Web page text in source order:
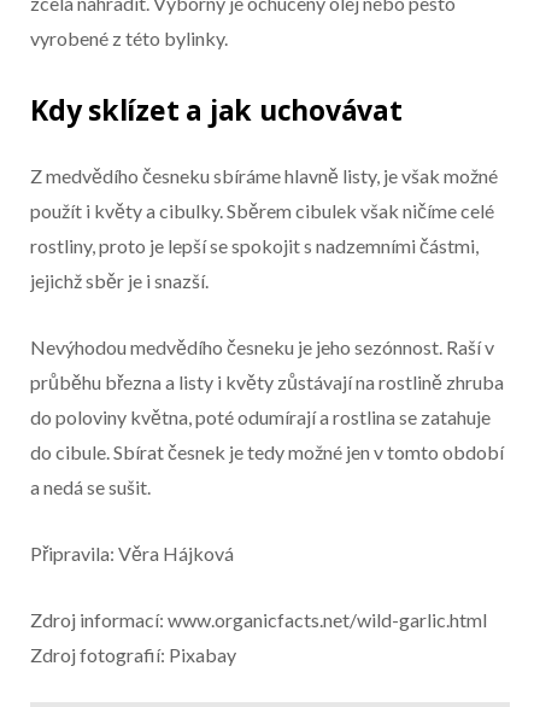
vyrobené z této bylinky.
Kdy sklízet a jak uchovávat
Z medvědího česneku sbíráme hlavně listy, je však možné
použít i květy a cibulky. Sběrem cibulek však ničíme celé
rostliny, proto je lepší se spokojit s nadzemními částmi,
jejichž sběr je i snazší.
Nevýhodou medvědího česneku je jeho sezónnost. Raší v
průběhu března a listy i květy zůstávají na rostlině zhruba
do poloviny května, poté odumírají a rostlina se zatahuje
do cibule. Sbírat česnek je tedy možné jen v tomto období
a nedá se sušit.
Připravila: Věra Hájková
Zdroj informací: www.organicfacts.net/wild-garlic.html
Zdroj fotografií: Pixabay